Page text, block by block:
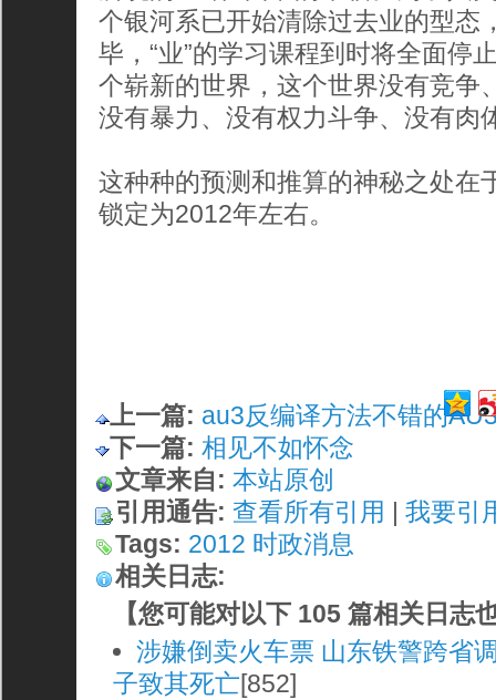
个银河系已开始清除过去业的型态
毕，“业”的学习课程到时将全面停
个崭新的世界，这个世界没有竞争
没有暴力、没有权力斗争、没有肉
这种种的预测和推算的神秘之处在
锁定为2012年左右。
上一篇: au3反编译方法不错的
下一篇: 相见不如怀念
文章来自: 本站原创
引用通告: 查看所有引用 | 我要引
Tags: 2012 时政消息
相关日志:
【您可能对以下 105 篇相关日志
涉嫌倒卖火车票 山东铁警跨省
子致其死亡[852]